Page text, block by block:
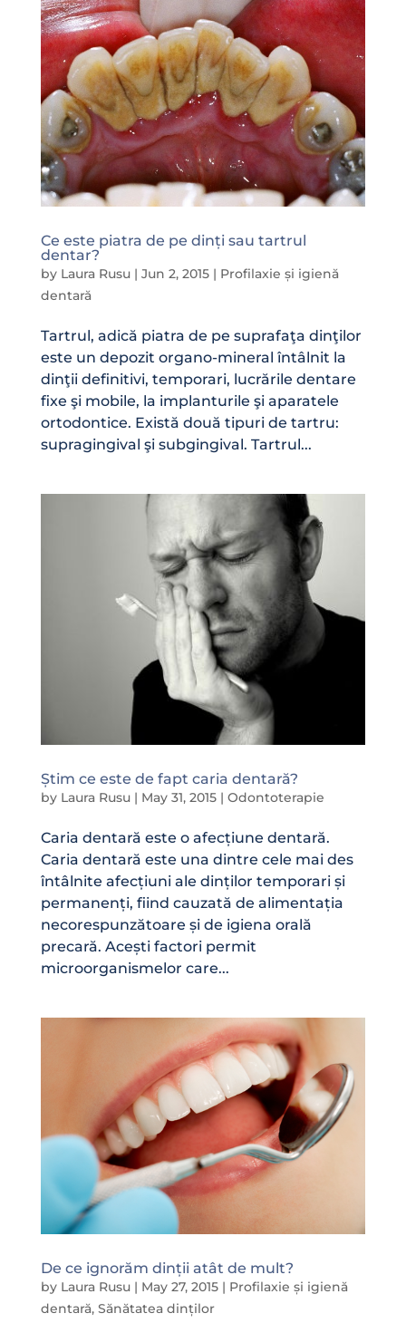
Ce este piatra de pe dinți sau tartrul
dentar?
by Laura Rusu| Jun 2, 2015| Profilaxie și igienă
dentară
Tartrul, adică piatra de pe suprafaţa dinţilor
este un depozit organo-mineral întâlnit la
dinţii definitivi, temporari, lucrările dentare
fixe şi mobile, la implanturile şi aparatele
ortodontice. Există două tipuri de tartru:
supragingival şi subgingival. Tartrul...
Știm ce este de fapt caria dentară?
by Laura Rusu| May 31, 2015| Odontoterapie
Caria dentară este o afecțiune dentară.
Caria dentară este una dintre cele mai des
întâlnite afecțiuni ale dinților temporari și
permanenți, fiind cauzată de alimentația
necorespunzătoare și de igiena orală
precară. Acești factori permit
microorganismelor care...
De ce ignorăm dinții atât de mult?
by Laura Rusu| May 27, 2015| Profilaxie și igienă
dentară, Sănătatea dinților